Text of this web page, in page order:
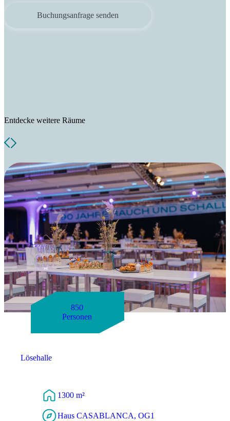
Entdecke weitere Räume
850
Personen
Lösehalle
1300 m²
Haus CASABLANCA, OG1